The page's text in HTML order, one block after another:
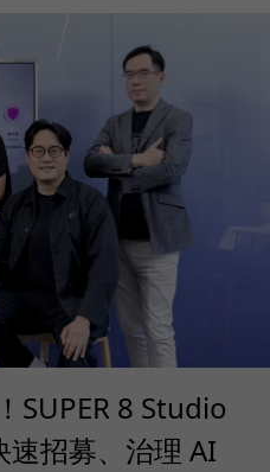
SUPER 8 Studio
速招募、治理 AI